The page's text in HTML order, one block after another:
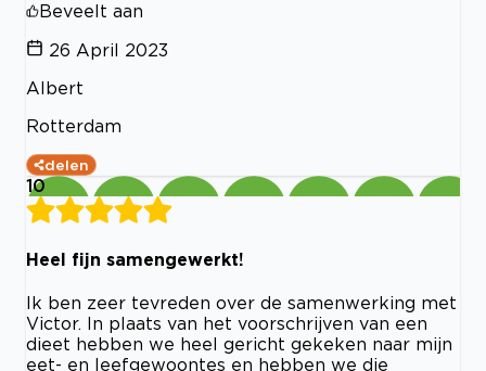
Beveelt aan
26 April 2023
Albert
Rotterdam
delen
10
Heel fijn samengewerkt!
Ik ben zeer tevreden over de samenwerking met
Victor. In plaats van het voorschrijven van een
dieet hebben we heel gericht gekeken naar mijn
eet- en leefgewoontes en hebben we die